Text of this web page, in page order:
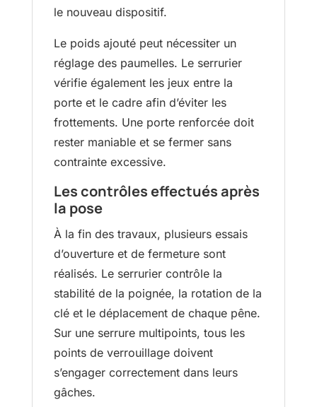
le nouveau dispositif.
Le poids ajouté peut nécessiter un
réglage des paumelles. Le serrurier
vérifie également les jeux entre la
porte et le cadre afin d’éviter les
frottements. Une porte renforcée doit
rester maniable et se fermer sans
contrainte excessive.
Les contrôles effectués après
la pose
À la fin des travaux, plusieurs essais
d’ouverture et de fermeture sont
réalisés. Le serrurier contrôle la
stabilité de la poignée, la rotation de la
clé et le déplacement de chaque pêne.
Sur une serrure multipoints, tous les
points de verrouillage doivent
s’engager correctement dans leurs
gâches.